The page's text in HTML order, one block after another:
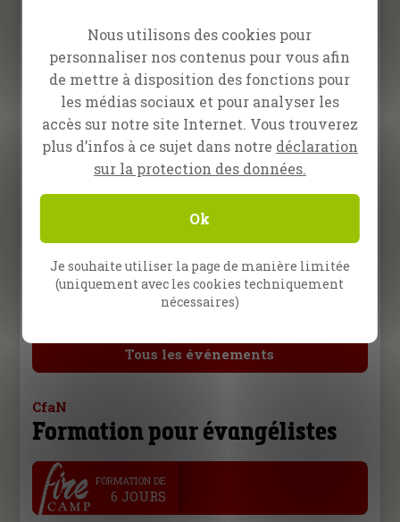
Campagne d’évangélisation
en Éthiopie
15 février – 28 mars 2027
École d’évangélisation à
Quito, Équateur
Marseille, France
2027
École d’évangélisation à
Francfort, Allemagne
Tous les événements
CfaN
Formation pour évangélistes
FORMATION DE
6 JOURS
Nous utilisons des cookies pour
personnaliser nos contenus pour vous afin
de mettre à disposition des fonctions pour
les médias sociaux et pour analyser les
accès sur notre site Internet. Vous trouverez
plus d’infos à ce sujet dans notre déclaration
sur la protection des données.
Ok
Je souhaite utiliser la page de manière limitée
(uniquement avec les cookies techniquement
nécessaires)